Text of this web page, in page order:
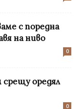
с поредна
на ниво
0
оредял
0